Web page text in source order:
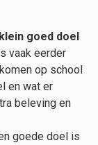
klein goed doel
vaak eerder
op school
en wat er
beleving en
goede doel is